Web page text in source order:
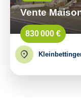
Vente
830 000 €